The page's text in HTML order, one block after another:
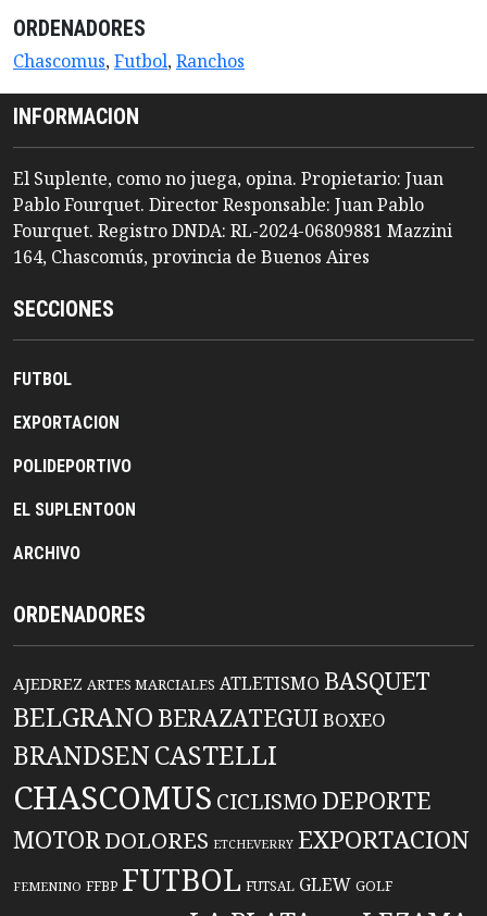
ORDENADORES
Chascomus,Futbol,Ranchos
INFORMACION
El Suplente, como no juega, opina. Propietario: Juan
Pablo Fourquet. Director Responsable: Juan Pablo
Fourquet. Registro DNDA: RL-2024-06809881 Mazzini
164, Chascomús, provincia de Buenos Aires
SECCIONES
FUTBOL
EXPORTACION
POLIDEPORTIVO
EL SUPLENTOON
ARCHIVO
ORDENADORES
AJEDREZ ARTES MARCIALES ATLETISMO BASQUET
BELGRANO BERAZATEGUIBOXEO
BRANDSENCASTELLI
CHASCOMUS CICLISMO DEPORTE
MOTORDOLORES ETCHEVERRY EXPORTACION
FEMENINO FFBP FUTBOL FUTSAL GLEW GOLF